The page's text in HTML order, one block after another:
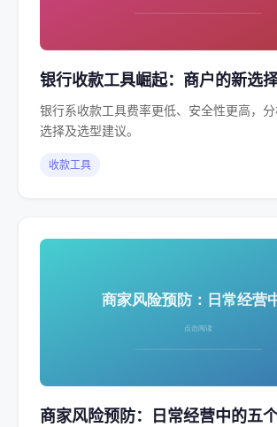
银行收款工具崛起：商户的新选
银行系收款工具费率更低、安全性更高，
选择及选型建议。
收款工具
商家风险预防：日常经营中的五